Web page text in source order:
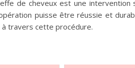
de cheveux est une
puisse être réussie et
à travers cette procédure.